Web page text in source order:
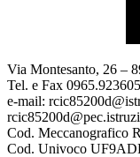
Via Montesanto, 26 –
Tel. e Fax 0965.923605
e-mail:
Cod. Meccanografico
Cod. Univoco